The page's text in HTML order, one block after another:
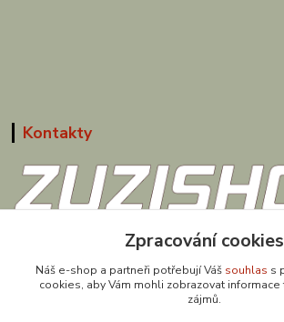
Kontakty
obchod@zuzishop.cz
Zpracování cookies
Náš e-shop a partneři potřebují Váš souhlas s
cookies, aby Vám mohli zobrazovat informace
zájmů.